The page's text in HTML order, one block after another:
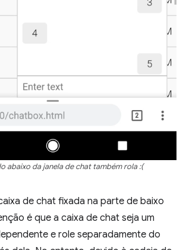
abaixo da janela de chat também rola :(
de chat fixada na parte de baixo
é que a caixa de chat seja um
e role separadamente do